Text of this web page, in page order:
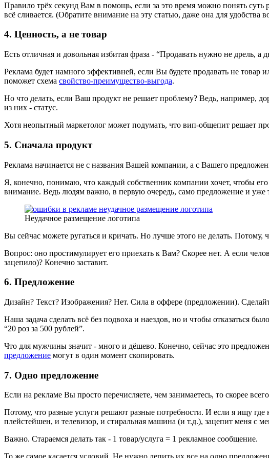
Правило трёх секунд Вам в помощь, если за это время можно понять
всё сливается. (Обратите внимание на эту статью, даже она для удобства
4. Ценность, а не товар
Есть отличная и довольная избитая фраза - “Продавать нужно не дрель,
Реклама будет намного эффективней, если Вы будете продавать не
поможет схема свойство-преимущество-выгода.
Но что делать, если Ваш продукт не решает проблему? Ведь, например,
из них - статус.
Хотя неопытный маркетолог может подумать, что вип-общепит решает
5. Сначала продукт
Реклама начинается не с названия Вашей компании, а с Вашего
Я, конечно, понимаю, что каждый собственник компании хочет, чтобы
внимание. Ведь людям важно, в первую очередь, само предложение и уже
Неудачное размещение логотипа
Вы сейчас можете ругаться и кричать. Но лучше этого не делать.
Вопрос: оно простимулирует его приехать к Вам? Скорее нет. А если
зацепило)? Конечно заставит.
6. Предложение
Дизайн? Текст? Изображения? Нет. Сила в оффере (предложении).
Наша задача сделать всё без подвоха и наездов, но и чтобы отказаться
“20 роз за 500 рублей”.
Что для мужчины значит - много и дёшево. Конечно, сейчас это
предложение могут в один момент скопировать.
7. Одно предложение
Если на рекламе Вы просто перечисляете, чем занимаетесь, то скорее
Потому, что разные услуги решают разные потребности. И если я ищу где
плейстейшен, и телевизор, и стиральная машина (и т.д.), зацепит меня с
Важно. Стараемся делать так - 1 товар/услуга = 1 рекламное сообщение.